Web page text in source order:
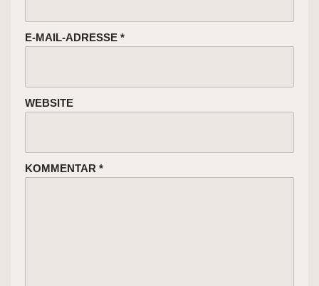
E-MAIL-ADRESSE *
WEBSITE
KOMMENTAR *